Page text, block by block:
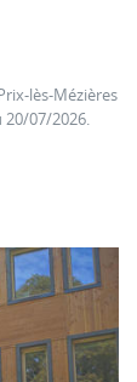
lès-Mézières
07/2026.